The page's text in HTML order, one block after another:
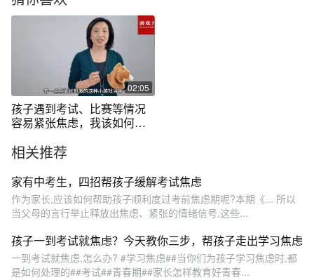
02:05
孩子遇到考试、比赛等情况
容易紧张焦虑，我该如何开
相关推荐
家有中考生，四招帮孩子缓解考试焦虑
作为家长,应该如何帮助孩子顺利度过考前焦虑期呢?本期《... 所以
当父母的言行举止释放出焦虑、紧张的情绪信号,这些...
孩子一到考试就焦虑？今天教你三步，帮孩子走出学习焦虑
一到考试就焦虑,怎么办? #学习焦虑##当你们为孩子学习焦虑时,都
是如何处理的##考试##青春期##家长怎样教育好青春...